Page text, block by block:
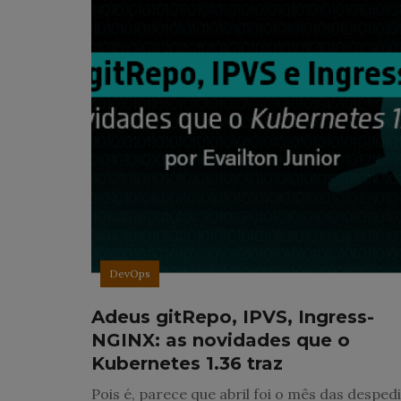
DevOps
Adeus gitRepo, IPVS, Ingress-
NGINX: as novidades que o
Kubernetes 1.36 traz
Pois é, parece que abril foi o mês das